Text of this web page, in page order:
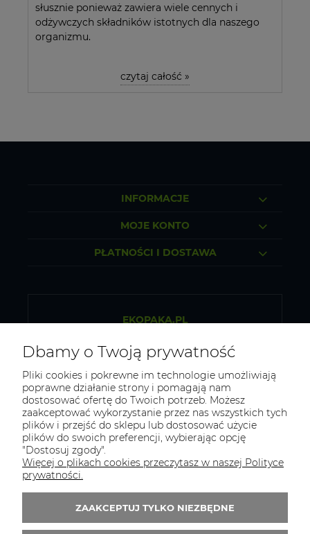
słusznie ponieważ zawiera wiele cennych i
odżywczych składników istotnych dla naszego
organizmu.
czytaj całość »
INFORMACJE
MOJE KONTO
PŁATNOŚCI I DOSTAWA
EKOPAKA.PL
Sklep internetowy ze zdrową żywnością
NIP: 5130281419
REGON: 523313151
Tel.:
796 434 468
E-mail:biuro@ekopaka.pl
Zapisz się do newslletera i odbierz 5% rabatu
na pierwsze zakupy
Dbamy o Twoją prywatność
Pliki cookies i pokrewne im technologie umożliwiają
poprawne działanie strony i pomagają nam
dostosować ofertę do Twoich potrzeb. Możesz
zaakceptować wykorzystanie przez nas wszystkich tych
plików i przejść do sklepu lub dostosować użycie
plików do swoich preferencji, wybierając opcję
"Dostosuj zgody".
Więcej o plikach cookies przeczytasz w naszej Polityce
prywatności.
ZAAKCEPTUJ TYLKO NIEZBĘDNE